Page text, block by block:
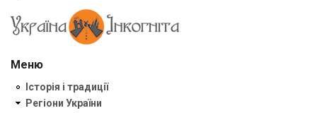
Меню
Історія і традиції
Регіони України